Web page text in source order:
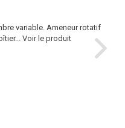
variable. Ameneur rotatif
Voir le produit